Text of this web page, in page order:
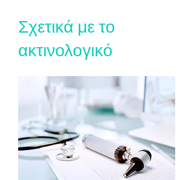
Σχετικά με το
ακτινολογικό